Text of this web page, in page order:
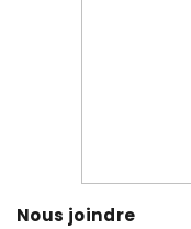
Nous joindre